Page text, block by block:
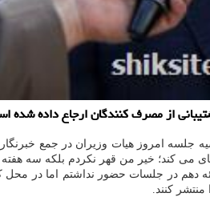
از مصرف كنندگان ارجاع داده
جلسه امروز هیات وزیران در جمع
می کند؛ خیر من قهر نکردم بلکه سه
دهم در جلسات حضور نداشتم اما در
کنند.